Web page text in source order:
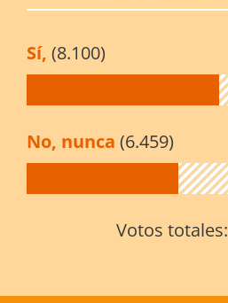
Sí, (8.100)
No, nunca (6.459)
Votos totales: